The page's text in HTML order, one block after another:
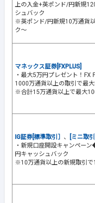
上の入金+英ポンド/円新規
シュバック
※英ポンド/円新規10万通貨
ク～
マネックス証券[FXPLUS]
・最大5万円プレゼント！
1000万通貨以上の取引で最
※合計15万通貨以上で最大
IG証券[標準取引］ 、
[ミニ取引]
・新規口座開設キャンペー
円キャッシュバック
※10万通貨以上の新規取引